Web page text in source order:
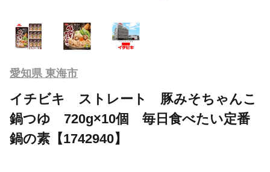
愛知県 東海市
イチビキ ストレート 豚みそちゃんこ
鍋つゆ 720g×10個 毎日食べたい定番
鍋の素【1742940】